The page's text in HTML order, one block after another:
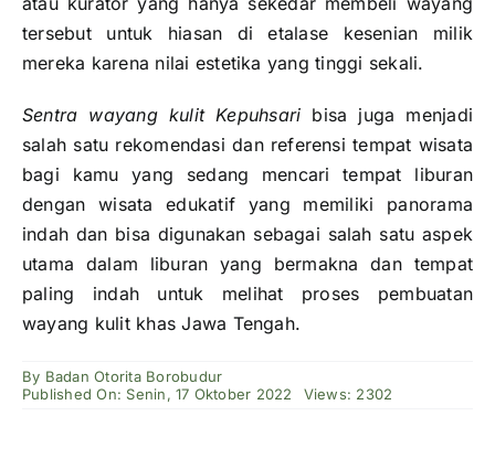
tersebut untuk hiasan di etalase kesenian milik
mereka karena nilai estetika yang tinggi sekali.
Sentra wayang kulit Kepuhsari bisa juga menjadi
salah satu rekomendasi dan referensi tempat wisata
bagi kamu yang sedang mencari tempat liburan
dengan wisata edukatif yang memiliki panorama
indah dan bisa digunakan sebagai salah satu aspek
utama dalam liburan yang bermakna dan tempat
paling indah untuk melihat proses pembuatan
wayang kulit khas Jawa Tengah.
By Badan Otorita Borobudur
Published On: Senin, 17 Oktober 2022
Views: 2302